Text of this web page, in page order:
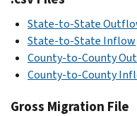
State-to-State
State-to-State Inflow
County-to-County
County-to-County
Gross Migration File